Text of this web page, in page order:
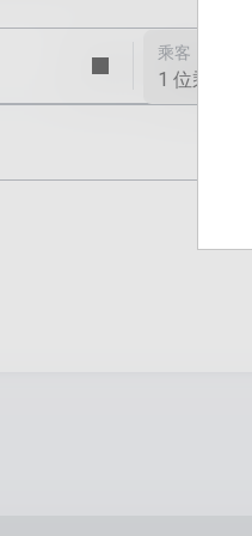
乘客
1 位乘客